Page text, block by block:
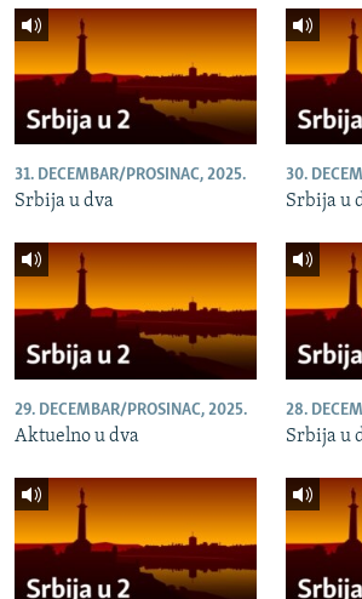
31. DECEMBAR/PROSINAC, 2025.
Srbija u dva
30.
Srbija u
29. DECEMBAR/PROSINAC, 2025.
Aktuelno u dva
28.
Srbija u